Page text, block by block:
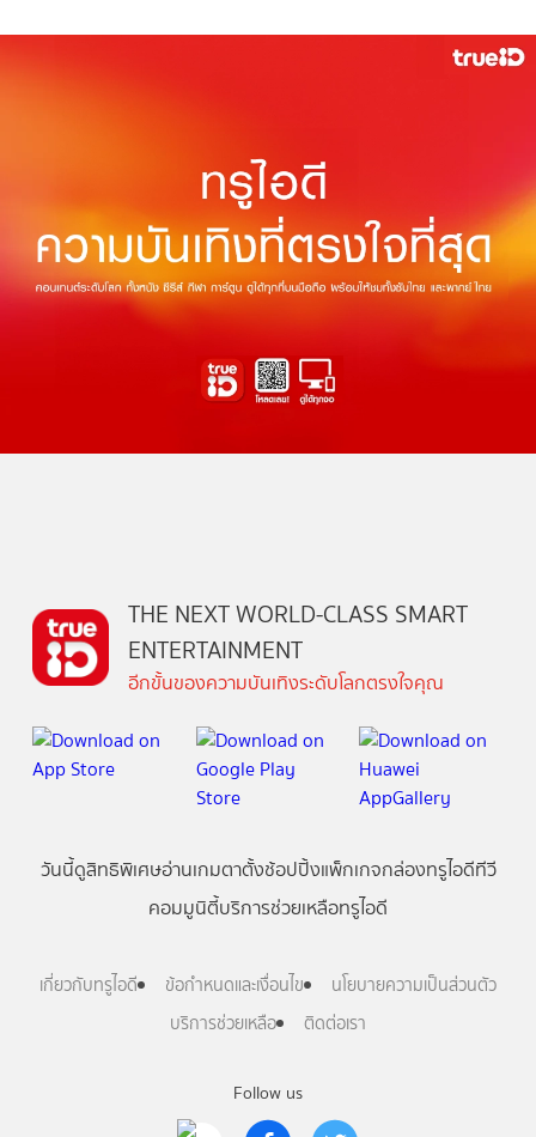
Follow us
THE NEXT WORLD-CLASS SMART
ENTERTAINMENT
อีกขั้นของความบันเทิงระดับโลกตรงใจคุณ
วันนี้ดูสิทธิพิเศษอ่านเกมตาตั้งช้อปปิ้งแพ็กเกจกล่องทรูไอดีทีวี
คอมมูนิตี้บริการช่วยเหลือทรูไอดี
เกี่ยวกับทรูไอดี ข้อกำหนดและเงื่อนไข
นโยบายความเป็นส่วนตัว
บริการช่วยเหลือ
ติดต่อเรา